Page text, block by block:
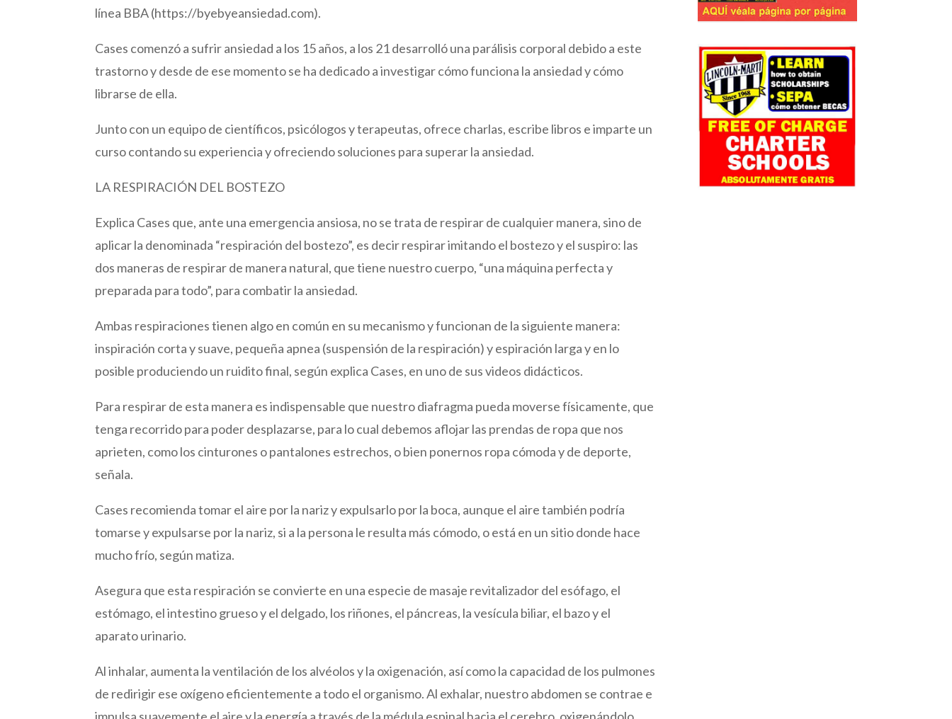
línea BBA (https://byebyeansiedad.com).
Cases comenzó a sufrir ansiedad a los 15 años, a los 21 desarrolló una parálisis corporal debido a este
trastorno y desde de ese momento se ha dedicado a investigar cómo funciona la ansiedad y cómo
librarse de ella.
Junto con un equipo de científicos, psicólogos y terapeutas, ofrece charlas, escribe libros e imparte un
curso contando su experiencia y ofreciendo soluciones para superar la ansiedad.
LA RESPIRACIÓN DEL BOSTEZO
Explica Cases que, ante una emergencia ansiosa, no se trata de respirar de cualquier manera, sino de
aplicar la denominada “respiración del bostezo”, es decir respirar imitando el bostezo y el suspiro: las
dos maneras de respirar de manera natural, que tiene nuestro cuerpo, “una máquina perfecta y
preparada para todo”, para combatir la ansiedad.
Ambas respiraciones tienen algo en común en su mecanismo y funcionan de la siguiente manera:
inspiración corta y suave, pequeña apnea (suspensión de la respiración) y espiración larga y en lo
posible produciendo un ruidito final, según explica Cases, en uno de sus videos didácticos.
Para respirar de esta manera es indispensable que nuestro diafragma pueda moverse físicamente, que
tenga recorrido para poder desplazarse, para lo cual debemos aflojar las prendas de ropa que nos
aprieten, como los cinturones o pantalones estrechos, o bien ponernos ropa cómoda y de deporte,
señala.
Cases recomienda tomar el aire por la nariz y expulsarlo por la boca, aunque el aire también podría
tomarse y expulsarse por la nariz, si a la persona le resulta más cómodo, o está en un sitio donde hace
mucho frío, según matiza.
Asegura que esta respiración se convierte en una especie de masaje revitalizador del esófago, el
estómago, el intestino grueso y el delgado, los riñones, el páncreas, la vesícula biliar, el bazo y el
aparato urinario.
Al inhalar, aumenta la ventilación de los alvéolos y la oxigenación, así como la capacidad de los pulmones
de redirigir ese oxígeno eficientemente a todo el organismo. Al exhalar, nuestro abdomen se contrae e